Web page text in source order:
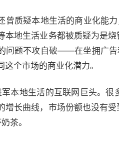
曾质疑本地生活的商业化能
本地生活业务都被质疑为是
问题不攻自破——在坐拥广告
这个市场的商业化潜力。
本地生活的互联网巨头。
增长曲线，市场份额也没有
茶。